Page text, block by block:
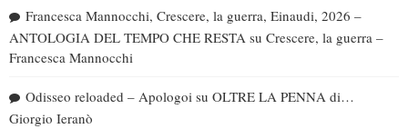
Francesca Mannocchi, Crescere, la guerra, Einaudi, 2026 –
ANTOLOGIA DEL TEMPO CHE RESTA su Crescere, la guerra –
Francesca Mannocchi
Odisseo reloaded – Apologoi su OLTRE LA PENNA di…
Giorgio Ieranò